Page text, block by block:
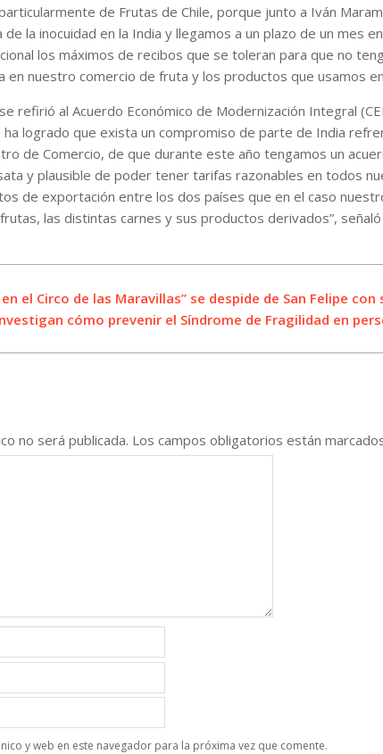
de Frutas de Chile, porque junto a Iván
la inocuidad en la India y llegamos a un plazo de un mes
los máximos de recibos que se toleran para que no
nuestro comercio de fruta y los productos que usamos en
refirió al Acuerdo Económico de Modernización Integral
logrado que exista un compromiso de parte de India
de Comercio, de que durante este año tengamos un
y plausible de poder tener tarifas razonables en todos
de exportación entre los dos países que en el caso
las distintas carnes y sus productos derivados”,
el Circo de las Maravillas” se despide de San Felipe
cómo prevenir el Síndrome de Fragilidad en
no será publicada. Los campos obligatorios están
y web en este navegador para la próxima vez que comente.